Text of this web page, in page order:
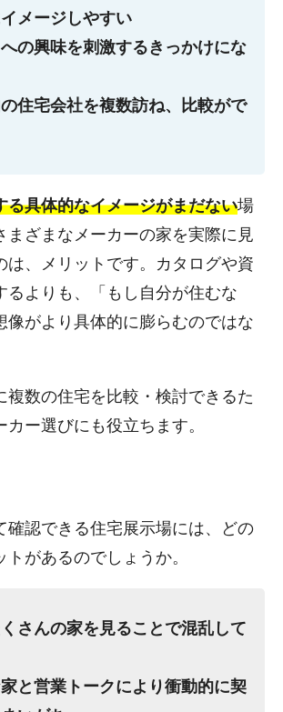
メージしやすい
の興味を刺激するきっかけにな
住宅会社を複数訪ね、比較がで
る具体的なイメージがまだない場
まざまなメーカーの家を実際に見
は、メリットです。カタログや資
るよりも、「もし自分が住むな
がより具体的に膨らむのではな
複数の住宅を比較・検討できるた
ー選びにも役立ちます。
確認できる住宅展示場には、どの
トがあるのでしょうか。
さんの家を見ることで混乱して
と営業トークにより衝動的に契